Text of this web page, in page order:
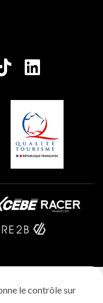
le contrôle sur